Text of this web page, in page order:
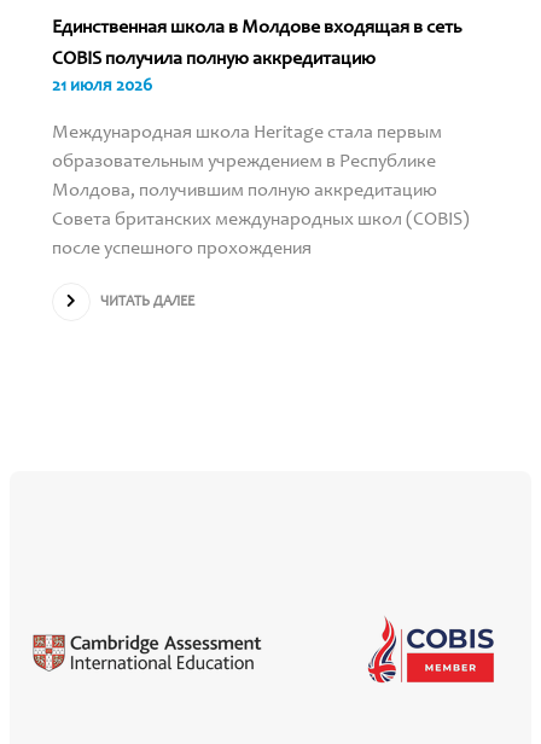
Единственная школа в Молдове входящая в сеть
COBIS получила полную аккредитацию
21 июля 2026
Международная школа Heritage стала первым
образовательным учреждением в Республике
Молдова, получившим полную аккредитацию
Совета британских международных школ (COBIS)
после успешного прохождения
ЧИТАТЬ ДАЛЕЕ